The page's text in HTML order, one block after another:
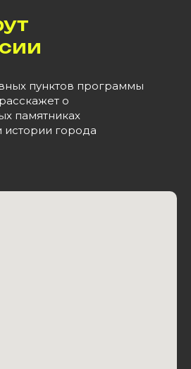
пунктов программы
о
памятниках
истории города